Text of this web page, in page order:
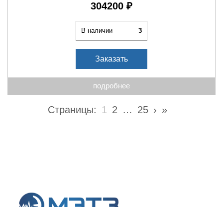
304200 ₽
В наличии 3
Заказать
подробнее
Страницы: 1 2 … 25 › »